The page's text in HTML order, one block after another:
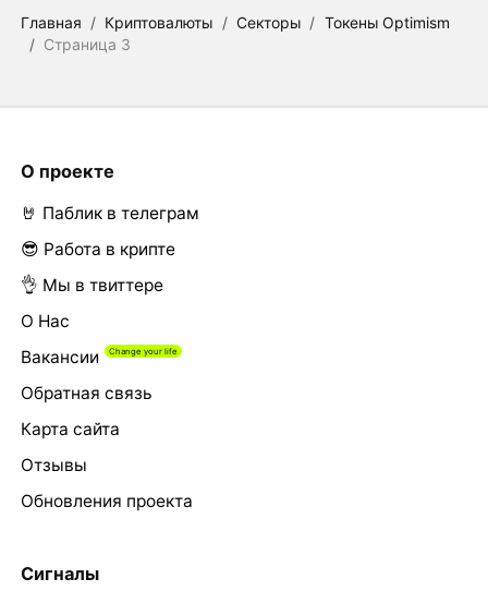
Главная / Криптовалюты / Секторы / Токены Optimism
/ Страница 3
О проекте
🤘 Паблик в телеграм
😎 Работа в крипте
👌 Мы в твиттере
О Нас
Вакансии
Обратная связь
Карта сайта
Отзывы
Обновления проекта
Сигналы